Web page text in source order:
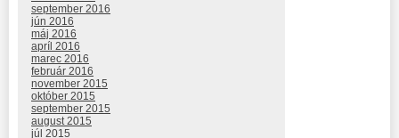
september 2016
jún 2016
máj 2016
apríl 2016
marec 2016
február 2016
november 2015
október 2015
september 2015
august 2015
júl 2015